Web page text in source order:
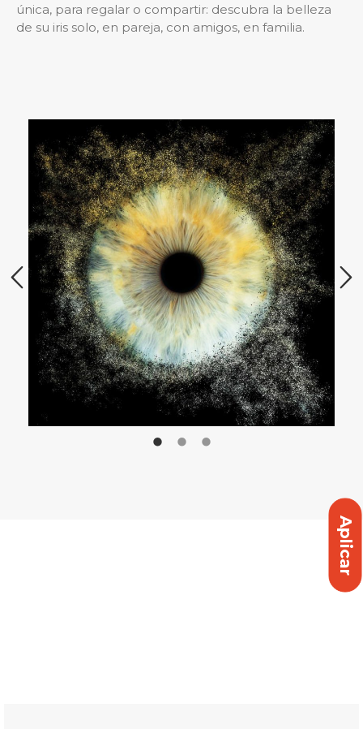
única, para regalar o compartir: descubra la belleza
de su iris solo, en pareja, con amigos, en familia.
Aplicar